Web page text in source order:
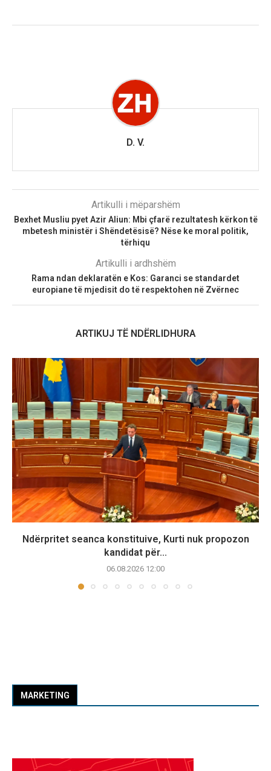
D. V.
Artikulli i mëparshëm
Bexhet Musliu pyet Azir Aliun: Mbi çfarë rezultatesh kërkon të
mbetesh ministër i Shëndetësisë? Nëse ke moral politik,
tërhiqu
Artikulli i ardhshëm
Rama ndan deklaratën e Kos: Garanci se standardet
europiane të mjedisit do të respektohen në Zvërnec
ARTIKUJ TË NDËRLIDHURA
Ndërpritet seanca konstituive, Kurti nuk propozon
kandidat për...
06.08.2026 12:00
MARKETING